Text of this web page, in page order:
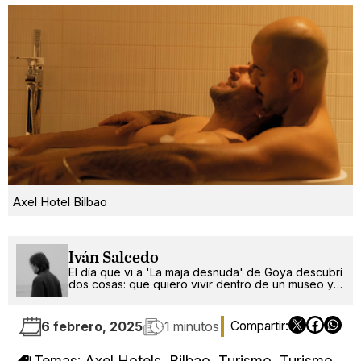
Axel Hotel Bilbao
Iván Salcedo
El día que vi a 'La maja desnuda' de Goya descubrí
dos cosas: que quiero vivir dentro de un museo y
6 febrero, 2025 1 minutos